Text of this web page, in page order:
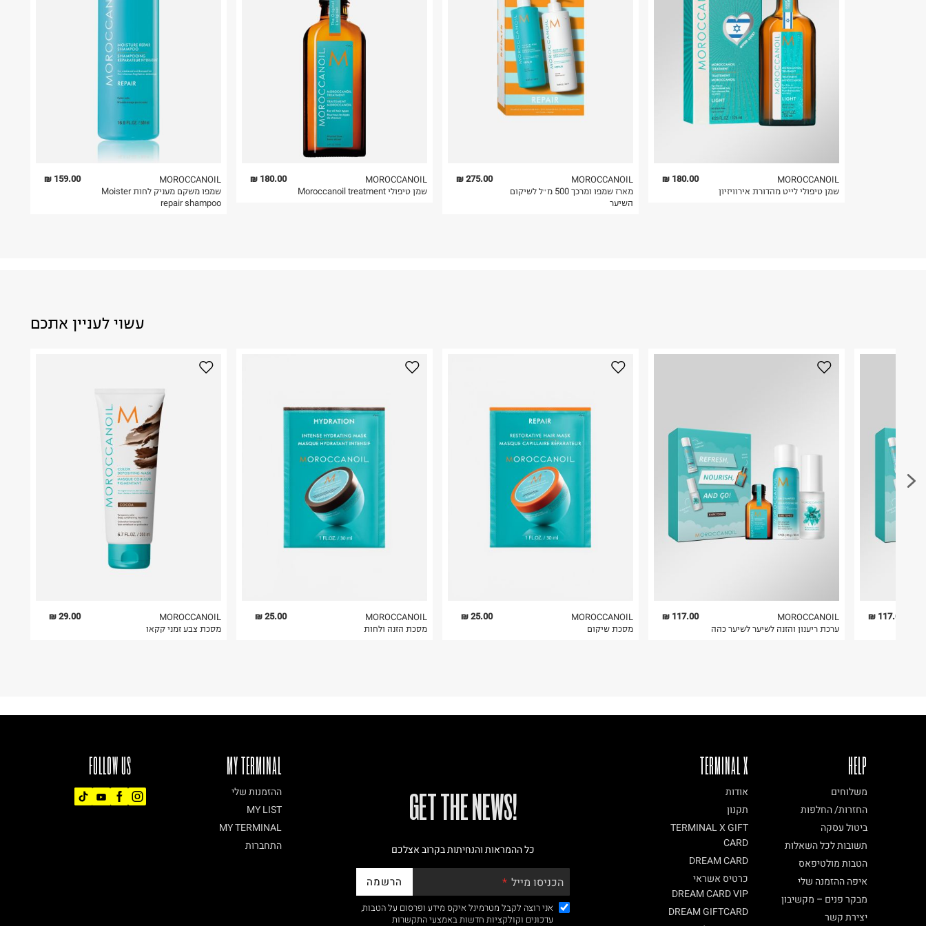
חשוב לשים לב:
3. מוצרי טיפוח ניתן להחזיר סגורים באריזתם המקורית בלבד. לא ניתן
להחזיר לקים.
159.00 ₪
MOROCCANOIL
שמפו משקם מעניק לחות Moister
repair shampoo
180.00 ₪
MOROCCANOIL
שמן טיפולי Moroccanoil treatment
275.00 ₪
MOROCCANOIL
מארז שמפו ומרכך 500 מ״ל לשיקום
השיער
180.00 ₪
MOROCCANOIL
שמן טיפולי לייט מהדורת אירוויזיון
עשוי לעניין אתכם
29.00 ₪
MOROCCANOIL
מסכת צבע זמני קקאו
25.00 ₪
MOROCCANOIL
מסכת הזנה ולחות
25.00 ₪
MOROCCANOIL
מסכת שיקום
117.00 ₪
MOROCCANOIL
ערכת ריענון והזנה לשיער לשיער כהה
117.00 ₪
FOLLOW US MY TERMINAL
ההזמנות שלי
MY LIST
MY TERMINAL
התחברות
!GET THE NEWS
כל ההמראות והנחיתות בקרוב אצלכם
הכניסו מייל הרשמה
אני רוצה לקבל מטרמינל איקס מידע ופרסום על הטבות,
עדכונים וקולקציות חדשות באמצעי התקשרות
TERMINAL X
אודות
תקנון
TERMINAL X GIFT
CARD
DREAM CARD
כרטיס אשראי
DREAM CARD VIP
DREAM GIFTCARD
HELP
משלוחים
החזרות/ החלפות
ביטול עסקה
תשובות לכל השאלות
הטבות מולטיפאס
איפה ההזמנה שלי
מבקר פנים – מקשיבון
יצירת קשר